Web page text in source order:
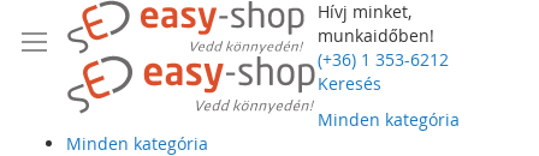
Hívj minket,
munkaidőben!
(+36) 1 353-6212
Keresés
Minden kategória
Minden kategória